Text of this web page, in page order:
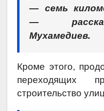
— семь
—
Мухамедиев.
Кроме этого,
переходящих
строительство